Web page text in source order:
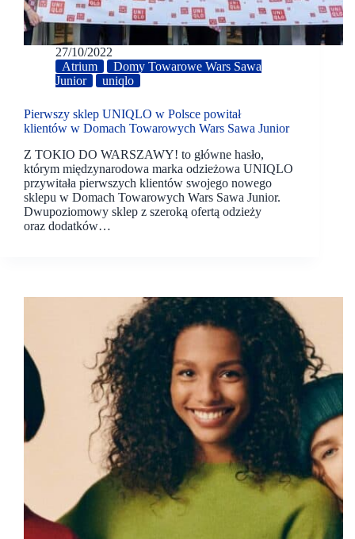
27/10/2022
Atrium
Domy Towarowe Wars Sawa
Junior
uniqlo
Pierwszy sklep UNIQLO w Polsce powitał
klientów w Domach Towarowych Wars Sawa Junior
Z TOKIO DO WARSZAWY! to główne hasło,
którym międzynarodowa marka odzieżowa UNIQLO
przywitała pierwszych klientów swojego nowego
sklepu w Domach Towarowych Wars Sawa Junior.
Dwupoziomowy sklep z szeroką ofertą odzieży
oraz dodatków…